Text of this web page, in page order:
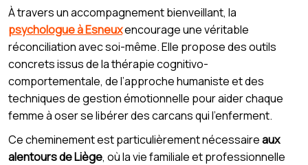
À travers un accompagnement bienveillant, la
psychologue à Esneuxencourage une véritable
réconciliation avec soi-même. Elle propose des outils
concrets issus de la thérapie cognitivo-
comportementale, de l’approche humaniste et des
techniques de gestion émotionnelle pour aider chaque
femme à oser se libérer des carcans qui l’enferment.
Ce cheminement est particulièrement nécessaireaux
alentours de Liège, où la vie familiale et professionnelle